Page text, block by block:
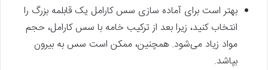
بهتر است برای آماده سازی سس کارامل یک قابلمه بزرگ را
انتخاب کنید، زیرا بعد از ترکیب خامه با سس کارامل، حجم
مواد زیاد می‌شود. همچنین، ممکن است سس به بیرون
بپاشد.